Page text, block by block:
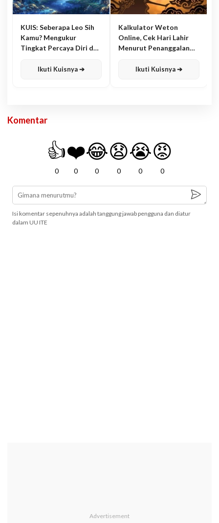
KUIS: Seberapa Leo Sih
Kamu? Mengukur
Tingkat Percaya Diri dan
Ikuti Kuisnya ➔
Kalkulator Weton
Online, Cek Hari Lahir
Menurut Penanggalan
Ikuti Kuisnya ➔
Komentar
👍
0
❤️
0
😂
0
😧
0
😭
0
😡
0
Isi komentar sepenuhnya adalah tanggung jawab pengguna dan diatur
dalam UU ITE